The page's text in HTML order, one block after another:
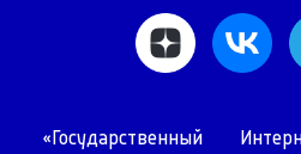
«Государственный